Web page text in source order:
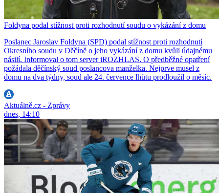
Foldyna podal stížnost proti rozhodnutí soudu o vykázání z domu
Poslanec Jaroslav Foldyna (SPD) podal stížnost proti rozhodnutí
Okresního soudu v Děčíně o jeho vykázání z domu kvůli údajnému
násilí. Informoval o tom server iROZHLAS. O předběžné opatření
požádala děčínský soud poslancova manželka. Nejprve musel z
domu na dva týdny, soud ale 24. července lhůtu prodloužil o měsíc.
Aktuálně.cz - Zprávy
dnes, 14:10